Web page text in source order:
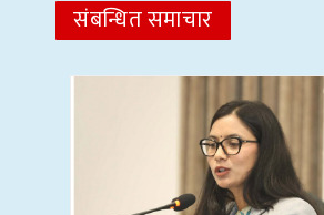
संबन्धित समाचार